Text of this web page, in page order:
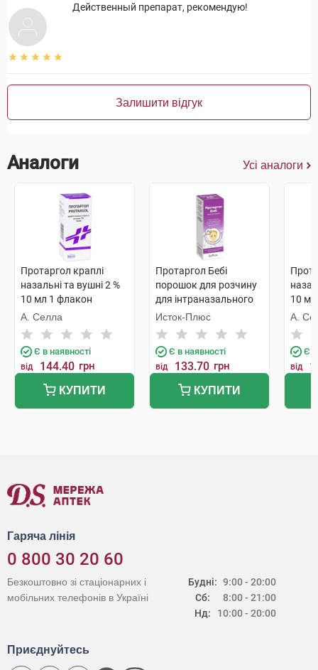
Действенный препарат, рекомендую!
Залишити відгук
Аналоги Усі аналоги
Протаргол краплі
назальні та вушні 2 %
10 мл 1 флакон
А. Селла
Є в наявності
від 144.40 грн
КУПИТИ
Протаргол Бебі
порошок для розчину
для інтраназального
застосування 0,1 г 10
мл 1 флакон
Исток-Плюс
Є в наявності
від 133.70 грн
КУПИТИ
10
А.
Є в
від
Гаряча лінія
0 800 30 20 60
Будні:
Сб:
Нд:
9:00 - 20:00
8:00 - 21:00
10:00 - 20:00
Безкоштовно зі стаціонарних і
мобільних телефонів в Україні
Приєднуйтесь